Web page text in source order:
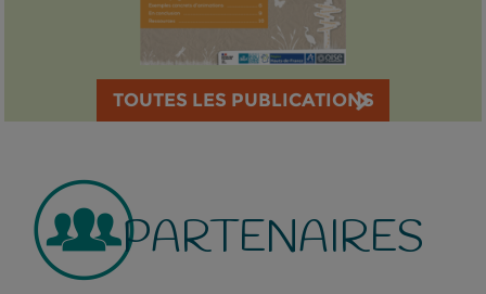
TOUTES LES PUBLICATIONS
PARTENAIRES